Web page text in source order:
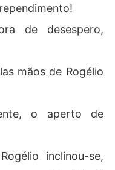
de desespero,
mãos de Rogélio
o aperto de
inclinou-se,